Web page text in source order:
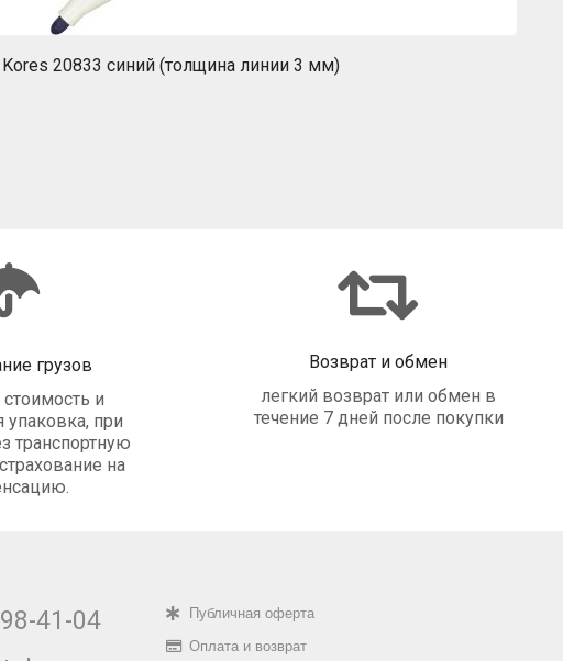
20833 синий (толщина линии 3 мм)
грузов
и
упаковка, при
транспортную
на
Возврат и обмен
легкий возврат или обмен в
течение 7 дней после покупки
41-04
Публичная оферта
Оплата и возврат